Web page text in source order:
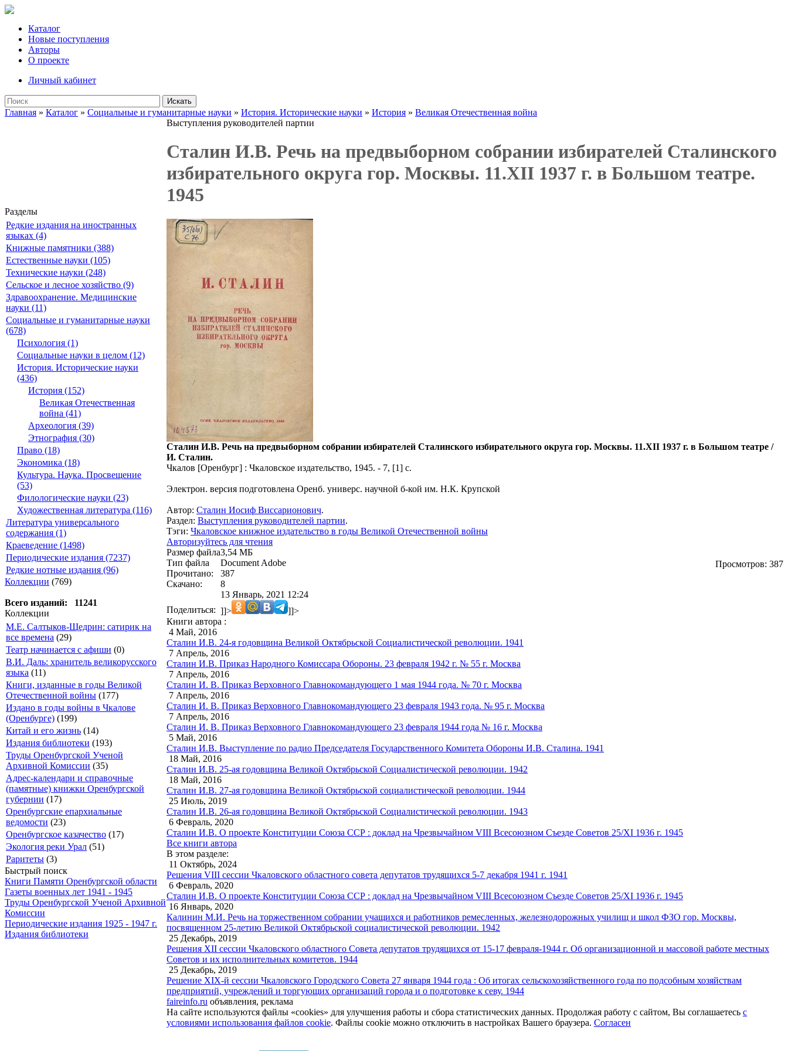
Каталог
Новые поступления
Авторы
О проекте
Личный кабинет
Искать
Главная » Каталог » Социальные и гуманитарные науки » История. Исторические науки » История » Великая Отечественная война
Разделы
Редкие издания на иностранных
языках (4)
Книжные памятники (388)
Естественные науки (105)
Технические науки (248)
Сельское и лесное хозяйство (9)
Здравоохранение. Медицинские
науки (11)
Социальные и гуманитарные науки
(678)
Психология (1)
Социальные науки в целом (12)
История. Исторические науки
(436)
История (152)
Великая Отечественная
война (41)
Археология (39)
Этнография (30)
Право (18)
Экономика (18)
Культура. Наука. Просвещение
(53)
Филологические науки (23)
Художественная литература (116)
Литература универсального
содержания (1)
Краеведение (1498)
Периодические издания (7237)
Редкие нотные издания (96)
Коллекции (769)
Всего изданий: 11241
Коллекции
М.Е. Салтыков-Щедрин: сатирик на
все времена (29)
Театр начинается с афиши (0)
В.И. Даль: хранитель великорусского
языка (11)
Книги, изданные в годы Великой
Отечественной войны (177)
Издано в годы войны в Чкалове
(Оренбурге) (199)
Китай и его жизнь (14)
Издания библиотеки (193)
Труды Оренбургской Ученой
Архивной Комиссии (35)
Адрес-календари и справочные
(памятные) книжки Оренбургской
губернии (17)
Оренбургские епархиальные
ведомости (23)
Оренбургское казачество (17)
Экология реки Урал (51)
Раритеты (3)
Быстрый поиск
Книги Памяти Оренбургской области
Газеты военных лет 1941 - 1945
Труды Оренбургской Ученой Архивной
Комиссии
Периодические издания 1925 - 1947 г.
Издания библиотеки
Выступления руководителей партии
Сталин И.В. Речь на предвыборном собрании избирателей Сталинского
избирательного округа гор. Москвы. 11.XII 1937 г. в Большом театре.
1945
Сталин И.В. Речь на предвыборном собрании избирателей Сталинского избирательного округа гор. Москвы. 11.XII 1937 г. в Большом театре /
И. Сталин.
Чкалов [Оренбург] : Чкаловское издательство, 1945. - 7, [1] с.
Электрон. версия подготовлена Оренб. универс. научной б-кой им. Н.К. Крупской
Автор: Сталин Иосиф Виссарионович.
Раздел: Выступления руководителей партии.
Тэги: Чкаловское книжное издательство в годы Великой Отечественной войны
Авторизуйтесь для чтения
Просмотров: 387
Размер файла3,54 МБ
Тип файла
Document Adobe
Прочитано:
387
Скачано:
8
13 Январь, 2021 12:24
Поделиться: ]]>
]]>
Книги автора :
4 Май, 2016
Сталин И.В. 24-я годовщина Великой Октябрьской Социалистической революции. 1941
7 Апрель, 2016
Сталин И.В. Приказ Народного Комиссара Обороны. 23 февраля 1942 г. № 55 г. Москва
7 Апрель, 2016
Сталин И. В. Приказ Верховного Главнокомандующего 1 мая 1944 года. № 70 г. Москва
7 Апрель, 2016
Сталин И. В. Приказ Верховного Главнокомандующего 23 февраля 1943 года. № 95 г. Москва
7 Апрель, 2016
Сталин И. В. Приказ Верховного Главнокомандующего 23 февраля 1944 года № 16 г. Москва
5 Май, 2016
Сталин И.В. Выступление по радио Председателя Государственного Комитета Обороны И.В. Сталина. 1941
18 Май, 2016
Сталин И.В. 25-ая годовщина Великой Октябрьской Социалистической революции. 1942
18 Май, 2016
Сталин И.В. 27-ая годовщина Великой Октябрьской социалистической революции. 1944
25 Июль, 2019
Сталин И.В. 26-ая годовщина Великой Октябрьской Социалистической революции. 1943
6 Февраль, 2020
Сталин И.В. О проекте Конституции Союза ССР : доклад на Чрезвычайном VIII Всесоюзном Съезде Советов 25/XI 1936 г. 1945
Все книги автора
В этом разделе:
11 Октябрь, 2024
Решения VIII сессии Чкаловского областного совета депутатов трудящихся 5-7 декабря 1941 г. 1941
6 Февраль, 2020
Сталин И.В. О проекте Конституции Союза ССР : доклад на Чрезвычайном VIII Всесоюзном Съезде Советов 25/XI 1936 г. 1945
16 Январь, 2020
Калинин М.И. Речь на торжественном собрании учащихся и работников ремесленных, железнодорожных училищ и школ ФЗО гор. Москвы,
посвященном 25-летию Великой Октябрьской социалистической революции. 1942
25 Декабрь, 2019
Решения XII сессии Чкаловского областного Совета депутатов трудящихся от 15-17 февраля-1944 г. Об организационной и массовой работе местных
Советов и их исполнительных комитетов. 1944
25 Декабрь, 2019
Решение XIX-й сессии Чкаловского Городского Совета 27 января 1944 года : Об итогах сельскохозяйственного года по подсобным хозяйствам
предприятий, учреждений и торгующих организаций города и о подготовке к севу. 1944
faireinfo.ru объявления, реклама
На сайте используются файлы «cookies» для улучшения работы и сбора статистических данных. Продолжая работу с сайтом, Вы соглашаетесь с
условиями использования файлов cookie. Файлы cookie можно отключить в настройках Вашего браузера. Согласен